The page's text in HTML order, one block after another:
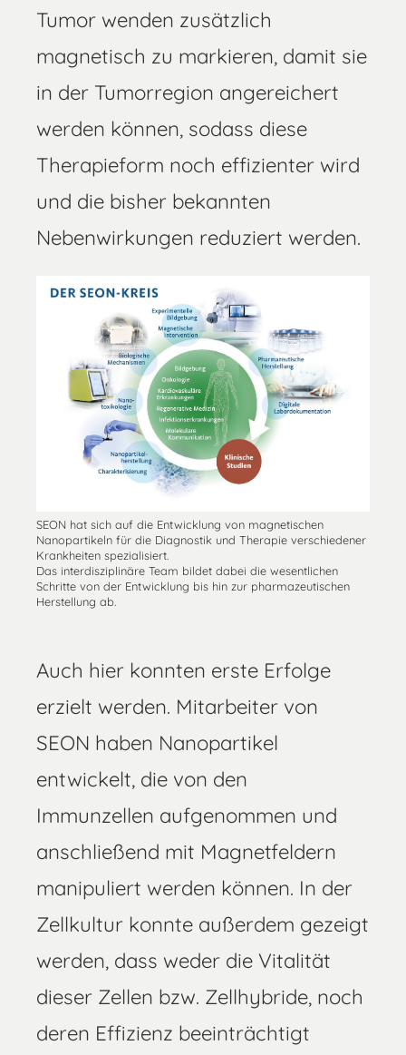
Tumor wenden zusätzlich
magnetisch zu markieren, damit sie
in der Tumorregion angereichert
werden können, sodass diese
Therapieform noch effizienter wird
und die bisher bekannten
Nebenwirkungen reduziert werden.
SEON hat sich auf die Entwicklung von magnetischen
Nanopartikeln für die Diagnostik und Therapie verschiedener
Krankheiten spezialisiert.
Das interdisziplinäre Team bildet dabei die wesentlichen
Schritte von der Entwicklung bis hin zur pharmazeutischen
Herstellung ab.
Auch hier konnten erste Erfolge
erzielt werden. Mitarbeiter von
SEON haben Nanopartikel
entwickelt, die von den
Immunzellen aufgenommen und
anschließend mit Magnetfeldern
manipuliert werden können. In der
Zellkultur konnte außerdem gezeigt
werden, dass weder die Vitalität
dieser Zellen bzw. Zellhybride, noch
deren Effizienz beeinträchtigt